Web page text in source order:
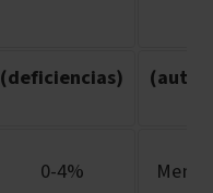
(deficiencias)
0-4%